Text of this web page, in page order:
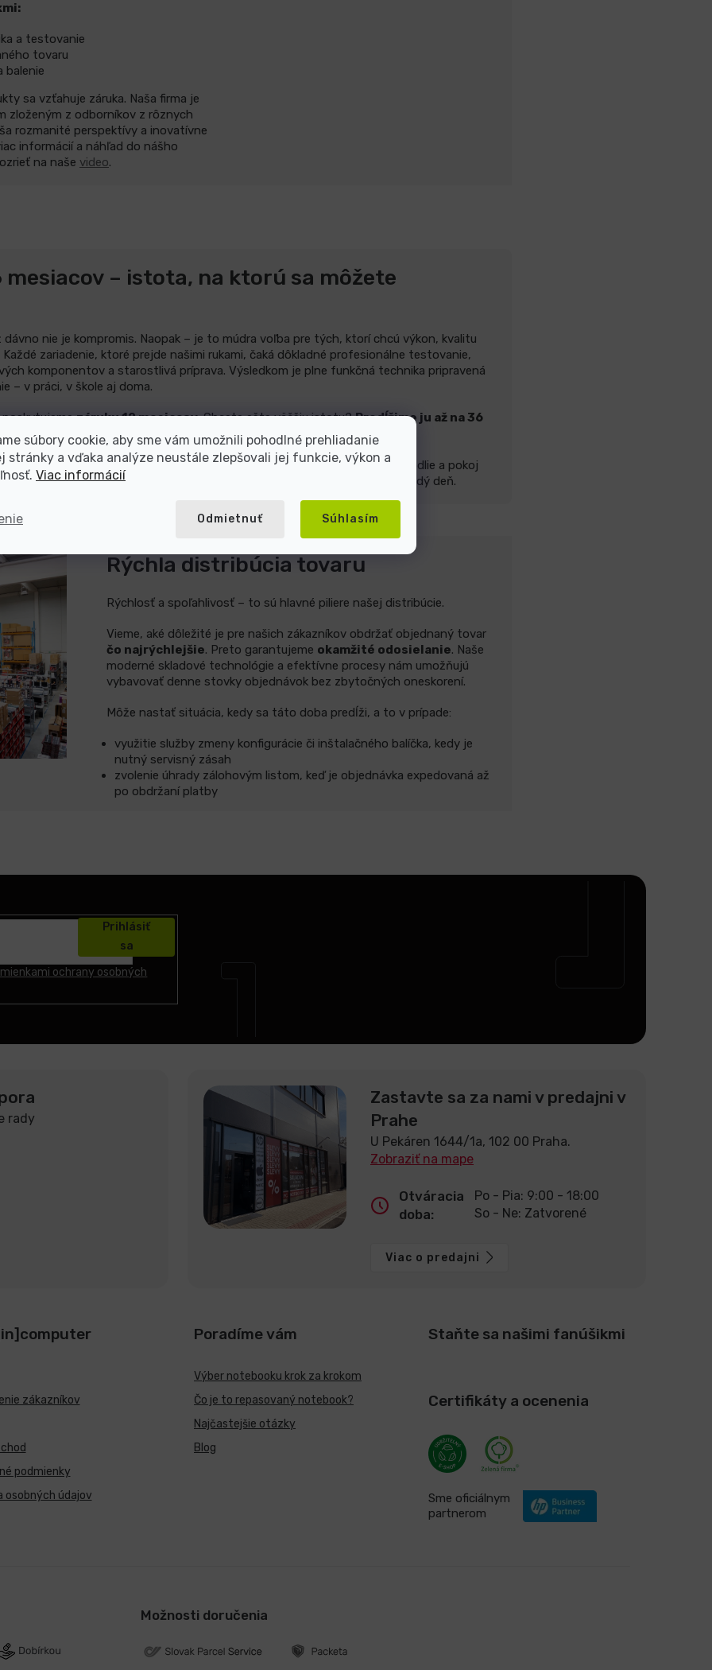
súbory cookie, aby sme vám umožnili pohodlné prehliadanie
stránky a vďaka analýze neustále zlepšovali jej funkcie, výkon a
Viac informácií
Odmietnuť Súhlasím
a testovanie
tovaru
balenie
sa vzťahuje záruka. Naša firma je
zloženým z odborníkov z rôznych
rozmanité perspektívy a inovatívne
informácií a náhľad do nášho
na naše video.
mesiacov – istota, na ktorú sa môžete
dávno nie je kompromis. Naopak – je to múdra voľba pre tých, ktorí chcú výkon, kvalitu
zariadenie, ktoré prejde našimi rukami, čaká dôkladné profesionálne testovanie,
komponentov a starostlivá príprava. Výsledkom je plne funkčná technika pripravená
– v práci, v škole aj doma.
​​poskytujemezáruku 12 mesiacov.Chcete ešte väčšiu istotu?Predĺžime ju až na 36
naozaj veríme. S dlhšou zárukou získavate nielen ochranu, ale hlavne pohodlie a pokoj
obavy, žiadna neistota – len spoľahlivý výkon a radosť z používania každý deň.
Rýchla distribúcia tovaru
Rýchlosť a spoľahlivosť – to sú hlavné piliere našej distribúcie.
Vieme, aké dôležité je pre našich zákazníkov obdržať objednaný tovar
čo najrýchlejšie. Preto garantujeme okamžité odosielanie. Naše
moderné skladové technológie a efektívne procesy nám umožňujú
vybavovať denne stovky objednávok bez zbytočných oneskorení.
Môže nastať situácia, kedy sa táto doba predĺži, a to v prípade:
využitie služby zmeny konfigurácie či inštalačného balíčka, kedy je
nutný servisný zásah
zvolenie úhrady zálohovým listom, keď je objednávka expedovaná až
po obdržaní platby
ochrany osobných
Prihlásiť
sa
rady
Zastavte sa za nami v predajni v
Prahe
U Pekáren 1644/1a, 102 00 Praha.
Zobraziť na mape
Otváracia
doba:
Po - Pia: 9:00 - 18:00
So - Ne: Zatvorené
Viac o predajni
zákazníkov
podmienky
osobných údajov
Poradíme vám
Výber notebooku krok za krokom
Čo je to repasovaný notebook?
Najčastejšie otázky
Blog
Staňte sa našimi fanúšikmi
Certifikáty a ocenenia
Sme oficiálnym
partnerom
Možnosti doručenia